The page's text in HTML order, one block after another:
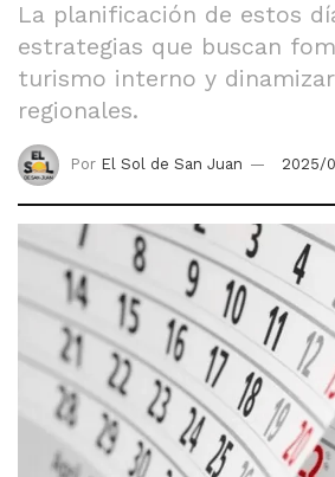
La planificación de estos
estrategias que buscan
turismo interno y
regionales.
Por El Sol de San Juan 2025/